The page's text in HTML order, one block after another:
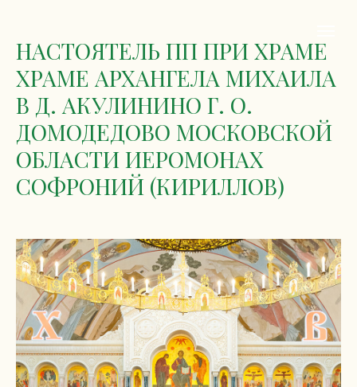
НАСТОЯТЕЛЬ ПП ПРИ ХРАМЕ
ХРАМЕ АРХАНГЕЛА МИХАИЛА
В Д. АКУЛИНИНО Г. О.
ДОМОДЕДОВО МОСКОВСКОЙ
ОБЛАСТИ ИЕРОМОНАХ
СОФРОНИЙ (КИРИЛЛОВ)